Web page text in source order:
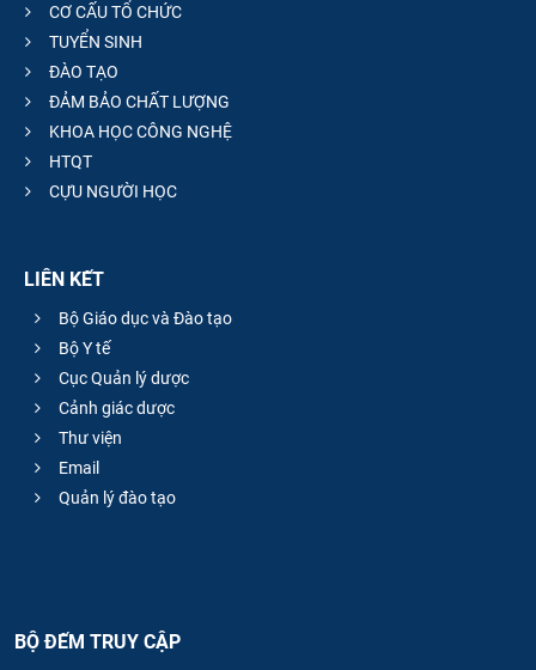
CƠ CẤU TỔ CHỨC
TUYỂN SINH
ĐÀO TẠO
ĐẢM BẢO CHẤT LƯỢNG
KHOA HỌC CÔNG NGHỆ
HTQT
CỰU NGƯỜI HỌC
LIÊN KẾT
Bộ Giáo dục và Đào tạo
Bộ Y tế
Cục Quản lý dược
Cảnh giác dược
Thư viện
Email
Quản lý đào tạo
BỘ ĐẾM TRUY CẬP